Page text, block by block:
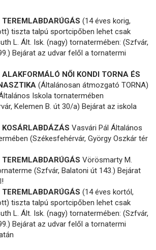
(14 éves korig,
tiszta talpú sportcipőben lehet csak
L. Ált. Isk. (nagy) tornatermében: (Szfvár,
Bejárat az udvar felől a tornatermi
NŐI KONDI TORNA ÉS
(Általánosan átmozgató TORNA)
Iskola tornatermében
Kelemen B. út 30/a) Bejárat az iskola
Vasvári Pál Általános
(Székesfehérvár, György Oszkár tér
Vörösmarty M.
(Szfvár, Balatoni út 143.) Bejárat
(14 éves kortól,
tiszta talpú sportcipőben lehet csak
L. Ált. Isk. (nagy) tornatermében: (Szfvár,
Bejárat az udvar felől a tornatermi